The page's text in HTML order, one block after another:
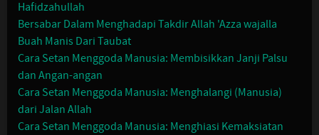
Hafidzahullah
Bersabar Dalam Menghadapi Takdir Allah 'Azza wajalla
Buah Manis Dari Taubat
Cara Setan Menggoda Manusia: Membisikkan Janji Palsu
dan Angan-angan
Cara Setan Menggoda Manusia: Menghalangi (Manusia)
dari Jalan Allah
Cara Setan Menggoda Manusia: Menghiasi Kemaksiatan